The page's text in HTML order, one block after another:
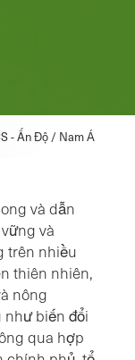
- Ấn Độ / Nam Á
và dẫn
và
trên nhiều
thiên nhiên,
nông
biến đổi
qua hợp